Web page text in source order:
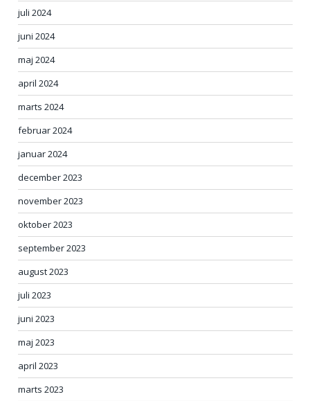
juli 2024
juni 2024
maj 2024
april 2024
marts 2024
februar 2024
januar 2024
december 2023
november 2023
oktober 2023
september 2023
august 2023
juli 2023
juni 2023
maj 2023
april 2023
marts 2023